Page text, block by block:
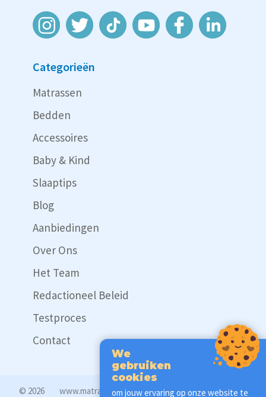
Categorieën
Matrassen
Bedden
Accessoires
Baby & Kind
Slaaptips
Blog
Aanbiedingen
Over Ons
Het Team
Redactioneel Beleid
Testproces
Contact
© 2026 www.matrassencheck.nl Disclaimer
We
gebruiken
cookies
om jouw ervaring op onze website te